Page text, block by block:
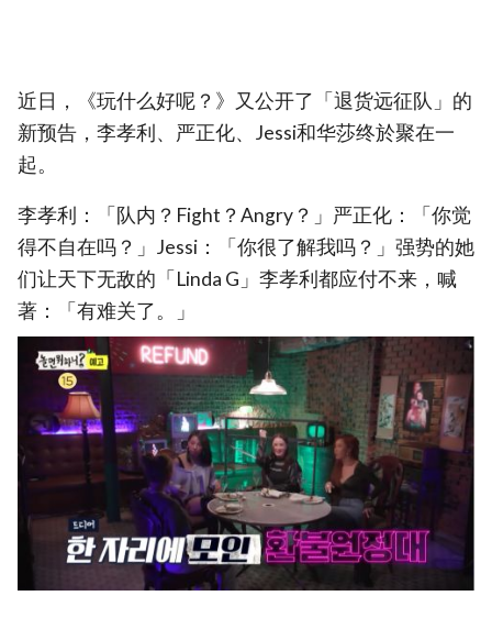
近日，《玩什么好呢？》又公开了「退货远征队」的
新预告，李孝利、严正化、Jessi和华莎终於聚在一
起。
李孝利：「队内？Fight？Angry？」严正化：「你觉
得不自在吗？」Jessi：「你很了解我吗？」强势的她
们让天下无敌的「Linda G」李孝利都应付不来，喊
著：「有难关了。」